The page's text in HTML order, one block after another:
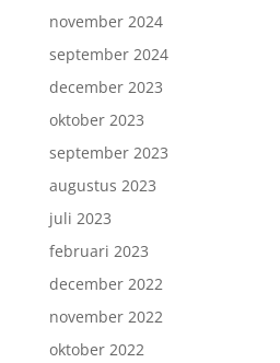
november 2024
september 2024
december 2023
oktober 2023
september 2023
augustus 2023
juli 2023
februari 2023
december 2022
november 2022
oktober 2022